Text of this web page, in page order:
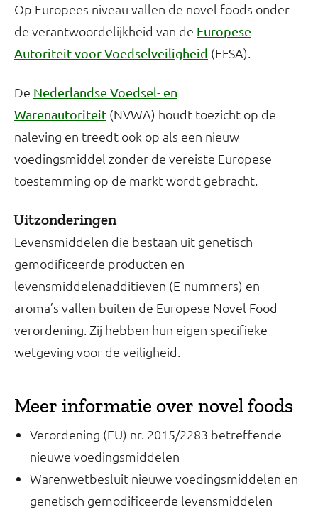
Op Europees niveau vallen de novel foods onder
de verantwoordelijkheid van de Europese
Autoriteit voor Voedselveiligheid (EFSA).
De Nederlandse Voedsel- en
Warenautoriteit (NVWA) houdt toezicht op de
naleving en treedt ook op als een nieuw
voedingsmiddel zonder de vereiste Europese
toestemming op de markt wordt gebracht.
Uitzonderingen
Levensmiddelen die bestaan uit genetisch
gemodificeerde producten en
levensmiddelenadditieven (E-nummers) en
aroma’s vallen buiten de Europese Novel Food
verordening. Zij hebben hun eigen specifieke
wetgeving voor de veiligheid.
Meer informatie over novel foods
Verordening (EU) nr. 2015/2283 betreffende
nieuwe voedingsmiddelen
Warenwetbesluit nieuwe voedingsmiddelen en
genetisch gemodificeerde levensmiddelen